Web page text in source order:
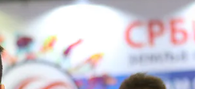
fizičke aktivnosti naziva
procedura podrazumeva
testa sa progresivnim
na pokretnoj traci i